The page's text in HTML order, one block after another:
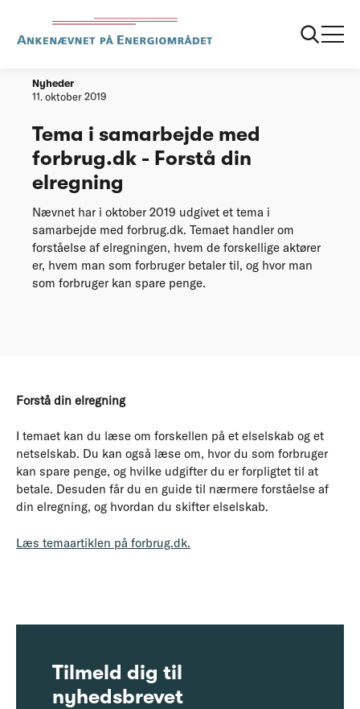
Tema i samarbejde med forbrug.dk - Forstå din elregning
Nyheder
11. oktober 2019
Tema i samarbejde med
forbrug.dk - Forstå din
elregning
Nævnet har i oktober 2019 udgivet et tema i
samarbejde med forbrug.dk. Temaet handler om
forståelse af elregningen, hvem de forskellige aktører
er, hvem man som forbruger betaler til, og hvor man
som forbruger kan spare penge.
Forstå din elregning
I temaet kan du læse om forskellen på et elselskab og et
netselskab. Du kan også læse om, hvor du som forbruger
kan spare penge, og hvilke udgifter du er forpligtet til at
betale. Desuden får du en guide til nærmere forståelse af
din elregning, og hvordan du skifter elselskab.
Læs temaartiklen på forbrug.dk.
Tilmeld dig til
nyhedsbrevet